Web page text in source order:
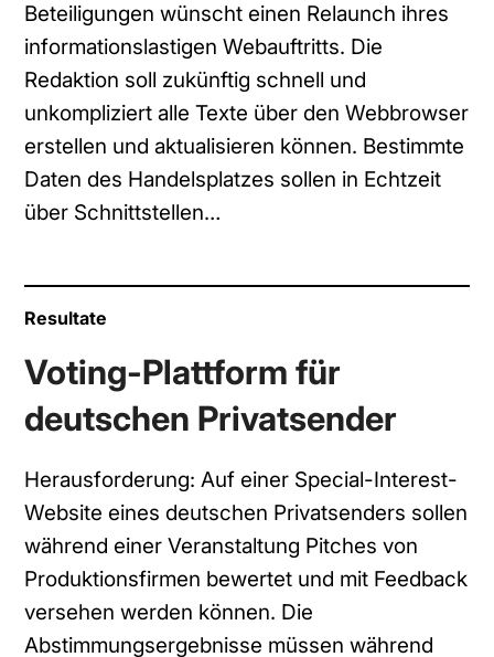
Beteiligungen wünscht einen Relaunch ihres
informationslastigen Webauftritts. Die
Redaktion soll zukünftig schnell und
unkompliziert alle Texte über den Webbrowser
erstellen und aktualisieren können. Bestimmte
Daten des Handelsplatzes sollen in Echtzeit
über Schnittstellen…
Resultate
Voting-Plattform für
deutschen Privatsender
Herausforderung: Auf einer Special-Interest-
Website eines deutschen Privatsenders sollen
während einer Veranstaltung Pitches von
Produktionsfirmen bewertet und mit Feedback
versehen werden können. Die
Abstimmungsergebnisse müssen während